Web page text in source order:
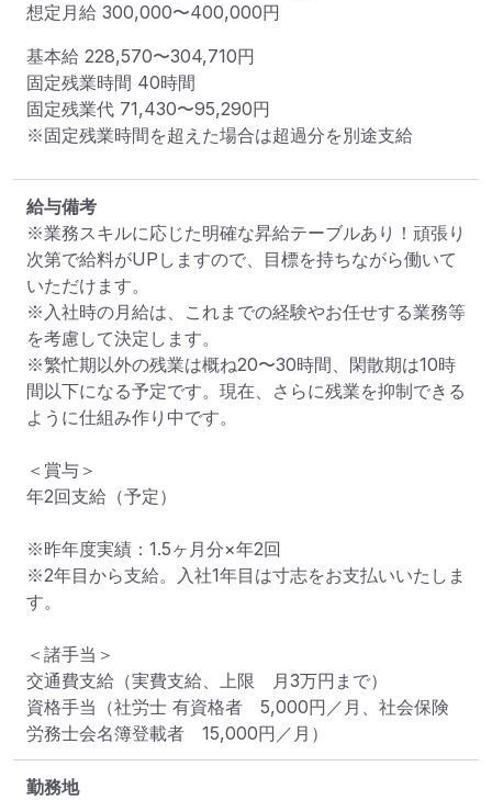
想定月給 300,000〜400,000円
基本給 228,570〜304,710円
固定残業時間 40時間
固定残業代 71,430〜95,290円
※固定残業時間を超えた場合は超過分を別途支給
給与備考
※業務スキルに応じた明確な昇給テーブルあり！頑張り
次第で給料がUPしますので、目標を持ちながら働いて
いただけます。
※入社時の月給は、これまでの経験やお任せする業務等
を考慮して決定します。
※繁忙期以外の残業は概ね20〜30時間、閑散期は10時
間以下になる予定です。現在、さらに残業を抑制できる
ように仕組み作り中です。
＜賞与＞
年2回支給（予定）
※昨年度実績：1.5ヶ月分×年2回
※2年目から支給。入社1年目は寸志をお支払いいたしま
す。
＜諸手当＞
交通費支給（実費支給、上限　月3万円まで）
資格手当（社労士 有資格者　5,000円／月、社会保険
労務士会名簿登載者　15,000円／月）
勤務地